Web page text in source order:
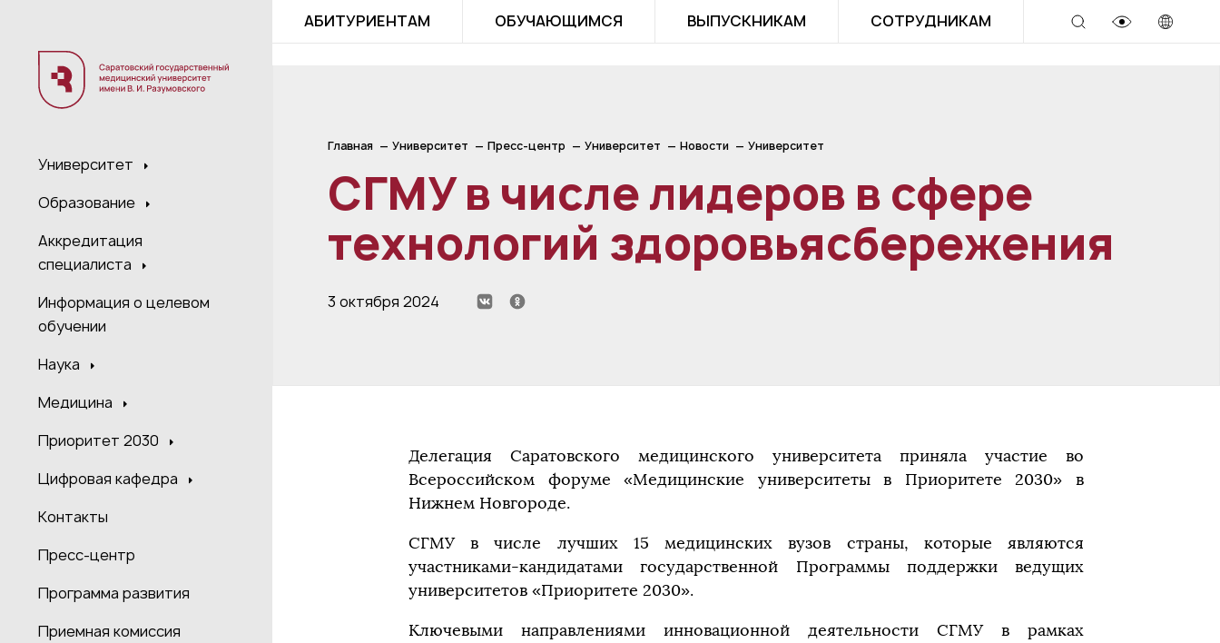
Университет
Образование
Аккредитация
специалиста
Информация о целевом
обучении
Наука
Медицина
Приоритет 2030
Цифровая кафедра
Контакты
Пресс-центр
Программа развития
Приемная комиссия
АБИТУРИЕНТАМ ОБУЧАЮЩИМСЯ ВЫПУСКНИКАМ СОТРУДНИКАМ
Главная Университет Пресс-центр Университет Новости Университет
СГМУ в числе лидеров в сфере
технологий здоровьясбережения
3 октября 2024
Делегация Саратовского медицинского университета приняла участие во
Всероссийском форуме «Медицинские университеты в Приоритете 2030» в
Нижнем Новгороде.
СГМУ в числе лучших 15 медицинских вузов страны, которые являются
участниками-кандидатами государственной Программы поддержки ведущих
университетов «Приоритете 2030».
Ключевыми направлениями инновационной деятельности СГМУ в рамках